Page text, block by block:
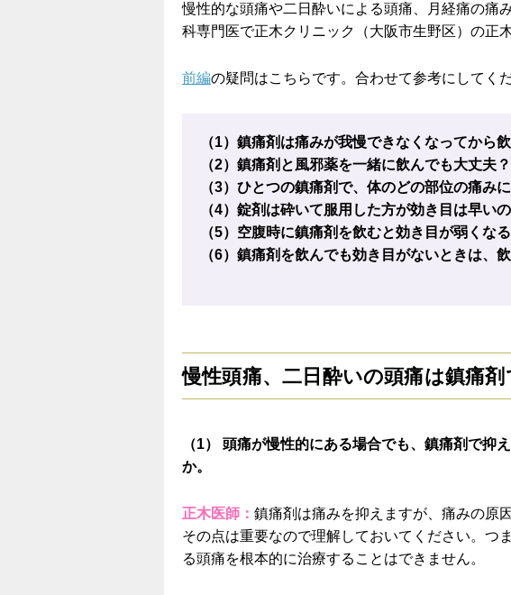
慢性的な頭痛や二日酔いによる頭痛、月経痛の痛
科専門医で正木クリニック（大阪市生野区）の正
前編の疑問はこちらです。合わせて参考にしてくだ
（1）鎮痛剤は痛みが我慢できなくなってから
（2）鎮痛剤と風邪薬を一緒に飲んでも大丈夫？
（3）ひとつの鎮痛剤で、体のどの部位の痛み
（4）錠剤は砕いて服用した方が効き目は早い
（5）空腹時に鎮痛剤を飲むと効き目が弱くな
（6）鎮痛剤を飲んでも効き目がないときは、
慢性頭痛、二日酔いの頭痛は鎮痛
（1） 頭痛が慢性的にある場合でも、鎮痛剤で抑
か。
正木医師： 鎮痛剤は痛みを抑えますが、痛みの原
その点は重要なので理解しておいてください。つ
る頭痛を根本的に治療することはできません。